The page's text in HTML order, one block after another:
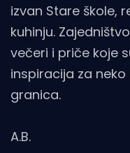
izvan Stare škole,
kuhinju.
večeri i priče koje
inspiracija za
granica.
A.B.